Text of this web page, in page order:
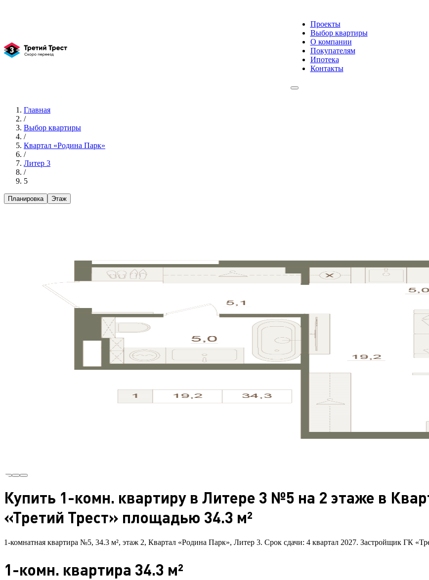
Проекты
Выбор квартиры
О компании
Покупателям
Ипотека
Контакты
Главная
/
Выбор квартиры
/
Квартал «Родина Парк»
/
Литер 3
/
5
Планировка Этаж
Купить 1-комн. квартиру в Литере 3 №5 на 2 этаже в
«Третий Трест» площадью 34.3 м²
1-комнатная квартира №5, 34.3 м², этаж 2, Квартал «Родина Парк», Литер 3. Срок сдачи: 4 квартал 2027. Застройщик ГК
1-комн. квартира 34.3 м²